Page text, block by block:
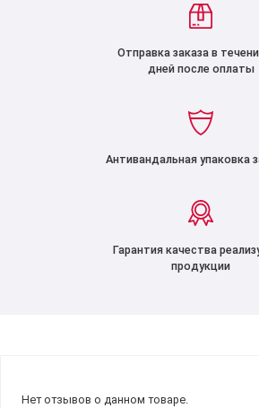
Отправка заказа в
дней после оплаты
Антивандальная упаковка
Гарантия качества
продукции
Нет отзывов о данном товаре.